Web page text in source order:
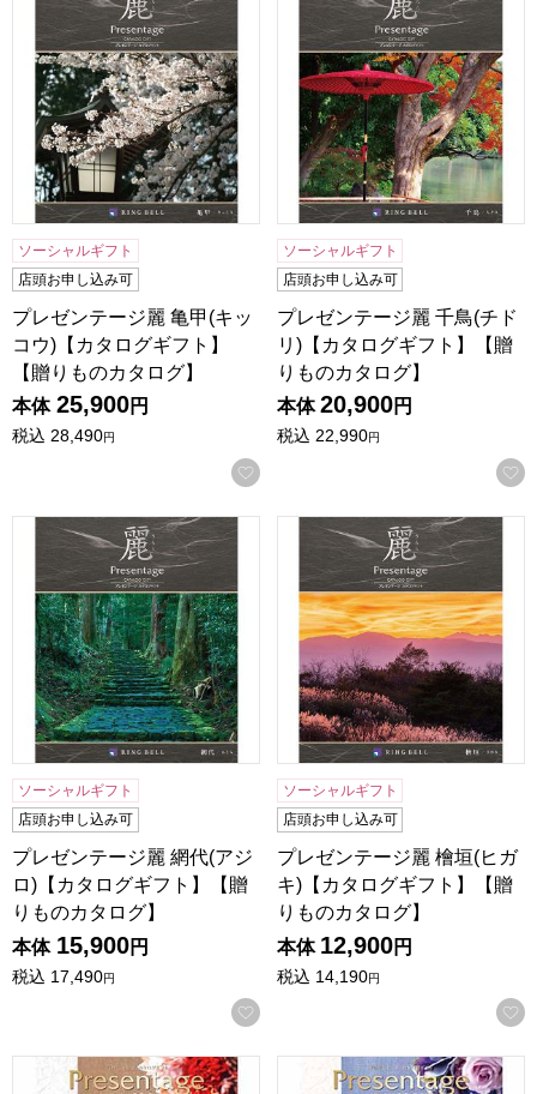
ソーシャルギフト
店頭お申し込み可
プレゼンテージ麗 亀甲(キッ
コウ)【カタログギフト】
【贈りものカタログ】
本体 25,900円
税込 28,490円
お気に入りに登録する
ソーシャルギフト
店頭お申し込み可
プレゼンテージ麗 千鳥(チド
リ)【カタログギフト】【贈
りものカタログ】
本体 20,900円
税込 22,990円
プレゼンテージ麗 網代(アジロ)【カタログギフト】【贈りも
ソーシャルギフト
店頭お申し込み可
プレゼンテージ麗 網代(アジ
ロ)【カタログギフト】【贈
りものカタログ】
本体 15,900円
税込 17,490円
お気に入りに登録する
プレゼンテージ麗 檜垣(ヒガ
ソーシャルギフト
店頭お申し込み可
プレゼンテージ麗 檜垣(ヒガ
キ)【カタログギフト】【贈
りものカタログ】
本体 12,900円
税込 14,190円
プレゼンテージ オルケスター【カタログギフト】【贈りも
プレゼンテージ カンタータ